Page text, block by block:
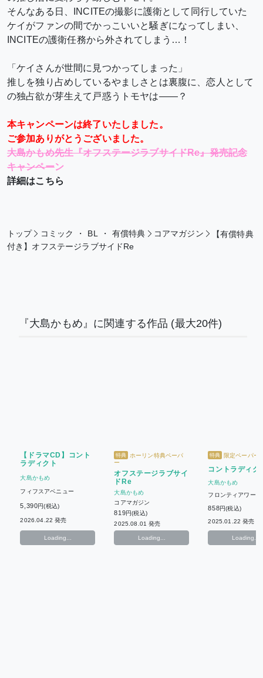
そんなある日、INCITEの撮影に護衛として同行していた
ケイがファンの間でかっこいいと騒ぎになってしまい、
INCITEの護衛任務から外されてしまう…！
「ケイさんが世間に見つかってしまった」
推しを独り占めしているやましさとは裏腹に、恋人として
の独占欲が芽生えて戸惑うトモヤは――？
本キャンペーンは終了いたしました。
ご参加ありがとうございました。
大島かもめ先生『オフステージラブサイドRe』発売記念
キャンペーン
詳細はこちら
トップ コミック ・ BL ・ 有償特典 コアマガジン
【有償特典
付き】オフステージラブサイドRe
『大島かもめ』に関連する作品 (最大20件)
【ドラマCD】コント
ラディクト
大島かもめ
フィフスアベニュー
5,390円(税込)
2026.04.22 発売
Loading...
特典
ホーリン特典ペーパ
ー
オフステージラブサイ
ドRe
大島かもめ
コアマガジン
819円(税込)
2025.08.01 発売
Loading...
特典 限定ペーパー
コントラディク
大島かもめ
フロンティアワーク
858円(税込)
2025.01.22 発売
Loading...